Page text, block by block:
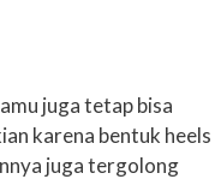
juga tetap bisa
karena bentuk heels
juga tergolong